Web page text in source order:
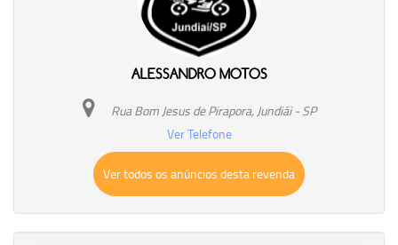
ALESSANDRO MOTOS
Rua Bom Jesus de Pirapora, Jundiái - SP
Ver Telefone
Ver todos os anúncios desta revenda